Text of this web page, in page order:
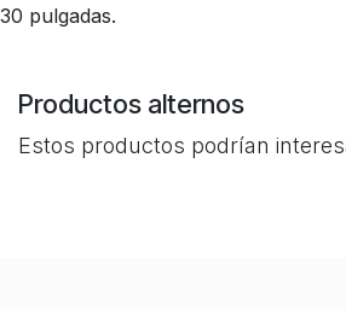
30 pulgadas.
Productos alternos
Estos productos podrían